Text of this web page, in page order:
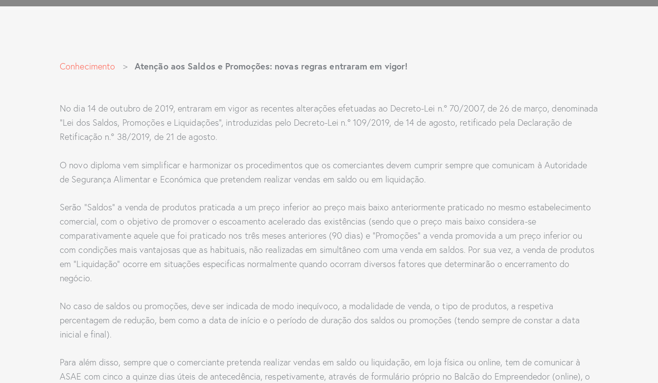
Conhecimento > Atenção aos Saldos e Promoções: novas regras entraram em vigor!
No dia 14 de outubro de 2019, entraram em vigor as recentes alterações efetuadas ao Decreto-Lei n.º 70/2007, de 26 de março, denominada
“Lei dos Saldos, Promoções e Liquidações”, introduzidas pelo Decreto-Lei n.º 109/2019, de 14 de agosto, retificado pela Declaração de
Retificação n.º 38/2019, de 21 de agosto.
O novo diploma vem simplificar e harmonizar os procedimentos que os comerciantes devem cumprir sempre que comunicam à Autoridade
de Segurança Alimentar e Económica que pretendem realizar vendas em saldo ou em liquidação.
Serão “Saldos” a venda de produtos praticada a um preço inferior ao preço mais baixo anteriormente praticado no mesmo estabelecimento
comercial, com o objetivo de promover o escoamento acelerado das existências (sendo que o preço mais baixo considera-se
comparativamente aquele que foi praticado nos três meses anteriores (90 dias) e “Promoções” a venda promovida a um preço inferior ou
com condições mais vantajosas que as habituais, não realizadas em simultâneo com uma venda em saldos. Por sua vez, a venda de produtos
em “Liquidação” ocorre em situações especificas normalmente quando ocorram diversos fatores que determinarão o encerramento do
negócio.
No caso de saldos ou promoções, deve ser indicada de modo inequívoco, a modalidade de venda, o tipo de produtos, a respetiva
percentagem de redução, bem como a data de início e o período de duração dos saldos ou promoções (tendo sempre de constar a data
inicial e final).
Para além disso, sempre que o comerciante pretenda realizar vendas em saldo ou liquidação, em loja física ou online, tem de comunicar à
ASAE com cinco a quinze dias úteis de antecedência, respetivamente, através de formulário próprio no Balcão do Empreendedor (online), o